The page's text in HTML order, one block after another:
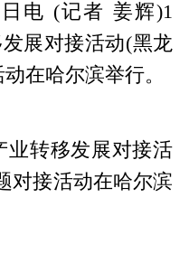
电 (记者 姜辉)1
展对接活动(黑龙
在哈尔滨举行。
业转移发展对接活
对接活动在哈尔滨